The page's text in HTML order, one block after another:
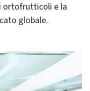
ortofrutticoli e la
globale.